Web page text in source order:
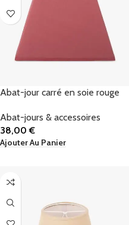
Abat-jour carré en soie rouge
Abat-jours & accessoires
38,00€
Ajouter Au Panier